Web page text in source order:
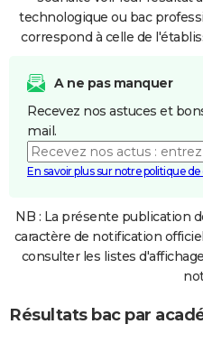
technologique ou bac
correspond à celle de
A ne pas manquer
Recevez nos astuces et
mail.
En savoir plus sur notre politique
NB : La présente publication
caractère de notification
consulter les listes
Résultats bac par